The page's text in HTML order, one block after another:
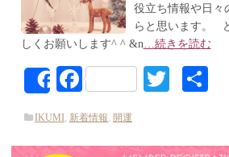
役立ち情報や日々
らと思います。
しくお願いします^ ^ &n …続きを読む
ShareFacebook Twitter
IKUMI, 新着情報 開運